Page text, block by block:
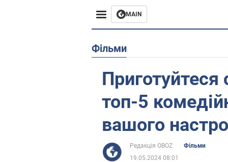
MAIN
Європа
Життя
Фільми
Приготуйтеся
топ-5
вашого
Редакція OBOZ
Фільми
19.05.2024 08:01